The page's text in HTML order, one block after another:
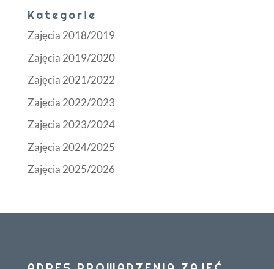
Kategorie
Zajęcia 2018/2019
Zajęcia 2019/2020
Zajęcia 2021/2022
Zajęcia 2022/2023
Zajęcia 2023/2024
Zajęcia 2024/2025
Zajęcia 2025/2026